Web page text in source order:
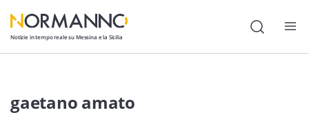
Notizie in tempo reale su Messina e la Sicilia
gaetano amato